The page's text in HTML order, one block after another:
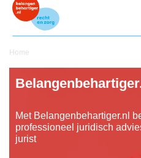
Home
Met Belangenbehartiger.nl
professioneel juridisch
jurist